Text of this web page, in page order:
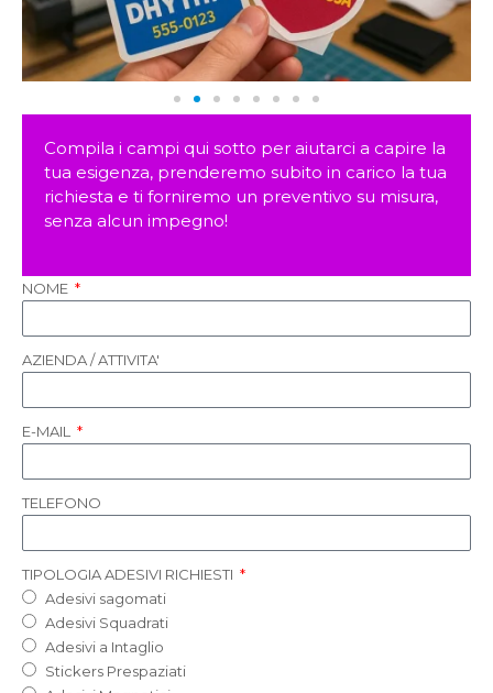
Compila i campi qui sotto per aiutarci a capire la
tua esigenza, prenderemo subito in carico la tua
richiesta e ti forniremo un preventivo su misura,
senza alcun impegno!
NOME
AZIENDA / ATTIVITA'
E-MAIL
TELEFONO
TIPOLOGIA ADESIVI RICHIESTI
Adesivi sagomati
Adesivi Squadrati
Adesivi a Intaglio
Stickers Prespaziati